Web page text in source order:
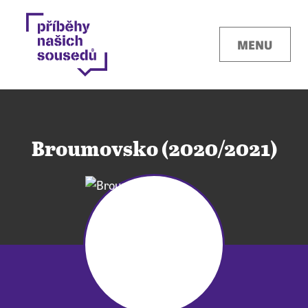
MENU
Broumovsko (2020/2021)